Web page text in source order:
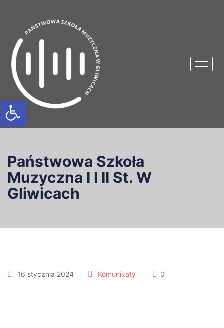
Otwórz pasek narzędzi
Państwowa Szkoła
Muzyczna I I II St. W
Gliwicach
16 stycznia 2024 Komunikaty 0